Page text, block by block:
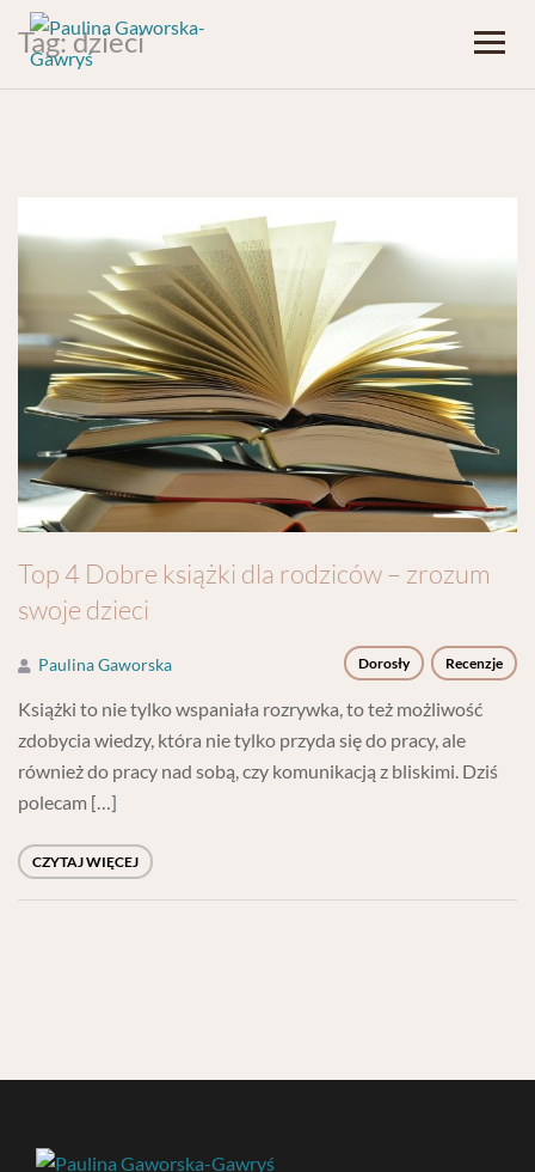
Tag:dzieci
Top 4 Dobre książki dla rodziców – zrozum
swoje dzieci
Dorosły Recenzje
Paulina Gaworska
Książki to nie tylko wspaniała rozrywka, to też możliwość
zdobycia wiedzy, która nie tylko przyda się do pracy, ale
również do pracy nad sobą, czy komunikacją z bliskimi. Dziś
polecam […]
CZYTAJ WIĘCEJ